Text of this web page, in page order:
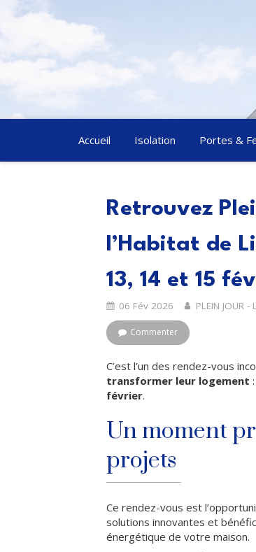
Accueil Isolation Portes &
Retrouvez
l’Habitat de
13, 14 et 15
06 Fév 2026 PLEIN JOUR
Commenter
C’est l’un des rendez-vous
transformer leur logement
février.
Un moment
projets
Ce rendez-vous est
solutions innovantes et
énergétique de votre maison.